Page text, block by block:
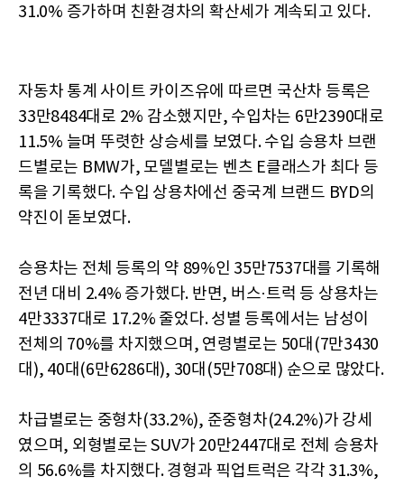
31.0% 증가하며 친환경차의 확산세가 계속되고 있다.
자동차 통계 사이트 카이즈유에 따르면 국산차 등록은
33만8484대로 2% 감소했지만, 수입차는 6만2390대로
11.5% 늘며 뚜렷한 상승세를 보였다. 수입 승용차 브랜
드별로는 BMW가, 모델별로는 벤츠 E클래스가 최다 등
록을 기록했다. 수입 상용차에선 중국계 브랜드 BYD의
약진이 돋보였다.
승용차는 전체 등록의 약 89%인 35만7537대를 기록해
전년 대비 2.4% 증가했다. 반면, 버스·트럭 등 상용차는
4만3337대로 17.2% 줄었다. 성별 등록에서는 남성이
전체의 70%를 차지했으며, 연령별로는 50대(7만3430
대), 40대(6만6286대), 30대(5만708대) 순으로 많았다.
차급별로는 중형차(33.2%), 준중형차(24.2%)가 강세
였으며, 외형별로는 SUV가 20만2447대로 전체 승용차
의 56.6%를 차지했다. 경형과 픽업트럭은 각각 31.3%,